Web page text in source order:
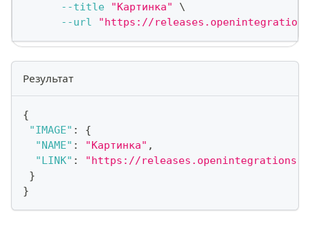
--title
"Картинка"
\
--url
"https://
Результат
{
"IMAGE" :
{
"NAME" : "Картинка" ,
"LINK" :
"https://
}
}